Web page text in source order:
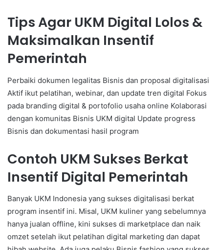
Tips Agar UKM Digital Lolos &
Maksimalkan Insentif
Pemerintah
Perbaiki dokumen legalitas Bisnis dan proposal digitalisasi
Aktif ikut pelatihan, webinar, dan update tren digital Fokus
pada branding digital & portofolio usaha online Kolaborasi
dengan komunitas Bisnis UKM digital Update progress
Bisnis dan dokumentasi hasil program
Contoh UKM Sukses Berkat
Insentif Digital Pemerintah
Banyak UKM Indonesia yang sukses digitalisasi berkat
program insentif ini. Misal, UKM kuliner yang sebelumnya
hanya jualan offline, kini sukses di marketplace dan naik
omzet setelah ikut pelatihan digital marketing dan dapat